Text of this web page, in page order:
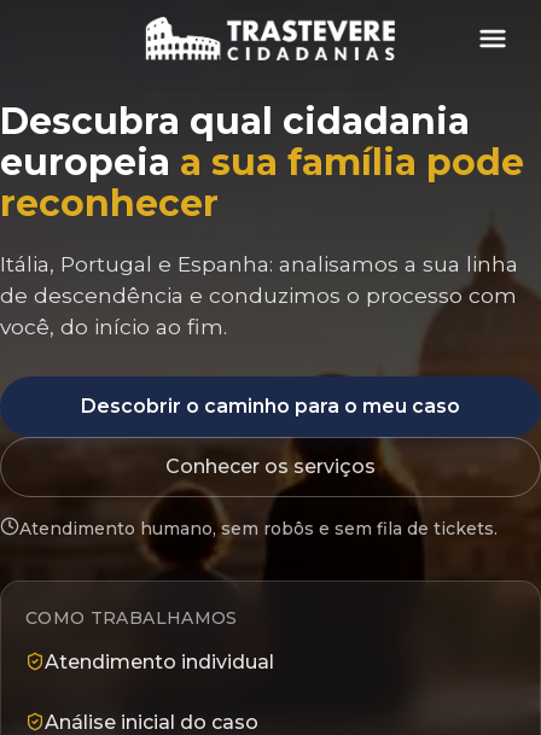
Menu
Descubra qual cidadania
europeia a sua família pode
reconhecer
Itália, Portugal e Espanha: analisamos a sua linha
de descendência e conduzimos o processo com
você, do início ao fim.
Descobrir o caminho para o meu caso
Conhecer os serviços
Atendimento humano, sem robôs e sem fila de tickets.
COMO TRABALHAMOS
Atendimento individual
Análise inicial do caso